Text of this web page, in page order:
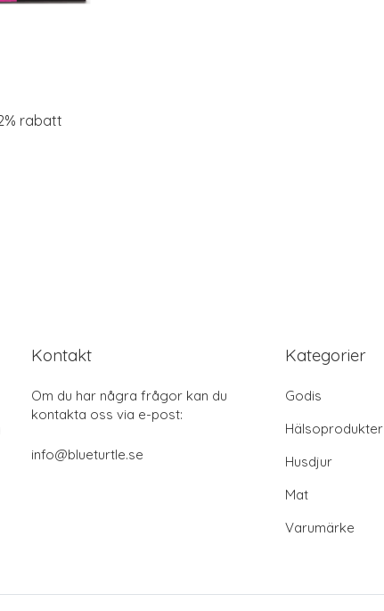
rabatt
Kontakt
Om du har några frågor kan du
kontakta oss via e-post:
info@blueturtle.se
Kategorier
Godis
Hälsoprodukter
Husdjur
Mat
Varumärke